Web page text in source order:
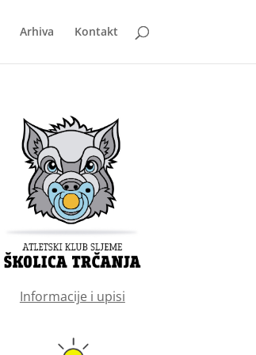
Arhiva Kontakt
Informacije i upisi